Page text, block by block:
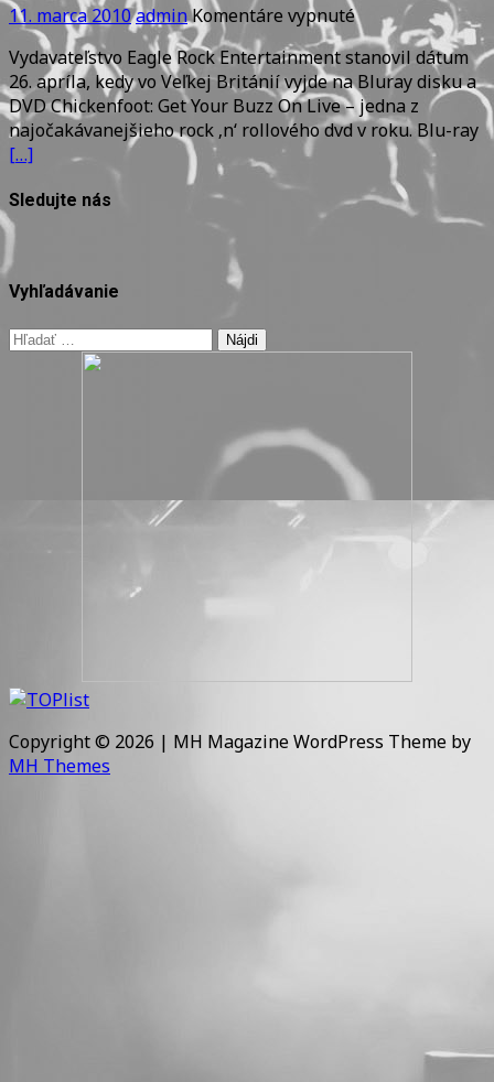
11. marca 2010adminKomentáre vypnuténa
NOVÉ
DVD
CHICKENFOOT
–
GET
YOUR
BUZZ
Vydavateľstvo Eagle Rock Entertainment stanovil dátum
26. apríla, kedy vo Veľkej Británií vyjde na Bluray disku a
DVD Chickenfoot: Get Your Buzz On Live – jedna z
najočakávanejšieho rock ‚n‘ rollového dvd v roku. Blu-ray
[…]
Sledujte nás
Vyhľadávanie
Hľadať:
Copyright © 2026 | MH Magazine WordPress Theme by
MH Themes